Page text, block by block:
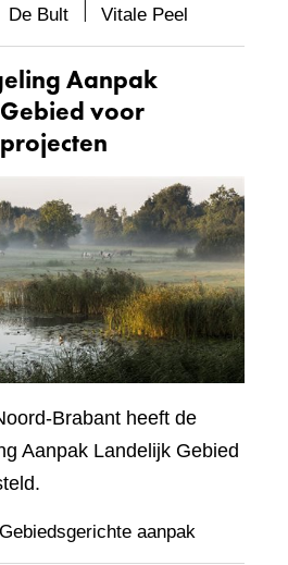
De Bult Vitale Peel
Aanpak
voor
Brabant heeft de
Aanpak Landelijk Gebied
Gebiedsgerichte aanpak